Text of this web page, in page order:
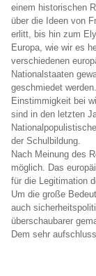
einem historischen
über die Ideen von
erlitt, bis hin zum
Europa, wie wir es
verschiedenen
Nationalstaaten
geschmiedet
Einstimmigkeit bei
sind in den letzten
der Schulbildung.
Nach Meinung des
möglich. Das
für die Legitimation
Um die große
auch
überschaubarer
Dem sehr